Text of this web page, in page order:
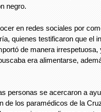
negro.
en redes sociales por
quienes testificaron que el
de manera irrespetuosa,
era alimentarse,
personas se acercaron a
de los paramédicos de la